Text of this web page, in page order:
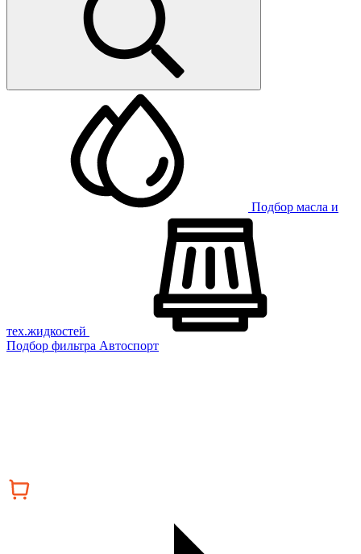
Подбор масла и
тех.жидкостей
Подбор фильтра Автоспорт